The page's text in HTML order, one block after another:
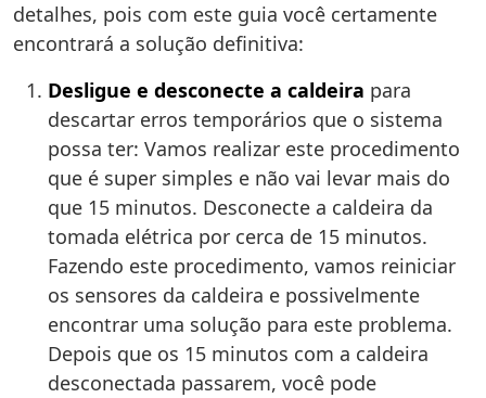
detalhes, pois com este guia você certamente
encontrará a solução definitiva:
Desligue e desconecte a caldeira para
descartar erros temporários que o sistema
possa ter: Vamos realizar este procedimento
que é super simples e não vai levar mais do
que 15 minutos. Desconecte a caldeira da
tomada elétrica por cerca de 15 minutos.
Fazendo este procedimento, vamos reiniciar
os sensores da caldeira e possivelmente
encontrar uma solução para este problema.
Depois que os 15 minutos com a caldeira
desconectada passarem, você pode